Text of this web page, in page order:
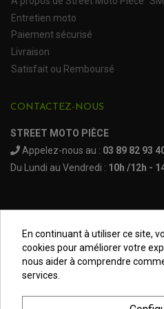
Entretien moto
Paiement sécurisé
Livraison
Satisfait ou Remboursé
CONTACTEZ-NOUS
STREET MOTO PIÈCE
Appelez-nous au : 03 89 82 93
Du Lundi au Vendredi : 10h /12h -
Mentions
Données
En continuant à utiliser ce site,
cookies pour améliorer votre
nous aider à comprendre
services.